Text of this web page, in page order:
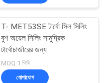
T- MET53SE টার্বো সিল সিলিং
বুশ অয়েল সিলিং সামুদ্রিক
টার্বোচার্জারের জন্য
MOQ:1 পিসি
যোগাযোগ